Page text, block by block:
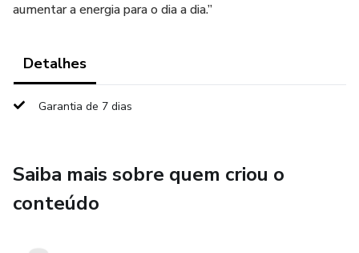
aumentar a energia para o dia a dia.”
Detalhes
Garantia de 7 dias
Saiba mais sobre quem criou o
conteúdo